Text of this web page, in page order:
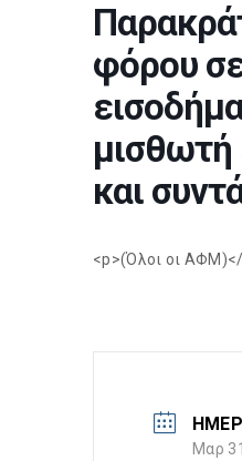
φόρου
μισθωτή
και
<p>(Όλοι οι
Μαρ